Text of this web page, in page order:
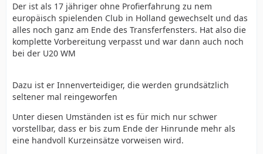
Der ist als 17 jähriger ohne Profierfahrung zu nem
europäisch spielenden Club in Holland gewechselt und das
alles noch ganz am Ende des Transferfensters. Hat also die
komplette Vorbereitung verpasst und war dann auch noch
bei der U20 WM
Dazu ist er Innenverteidiger, die werden grundsätzlich
seltener mal reingeworfen
Unter diesen Umständen ist es für mich nur schwer
vorstellbar, dass er bis zum Ende der Hinrunde mehr als
eine handvoll Kurzeinsätze vorweisen wird.